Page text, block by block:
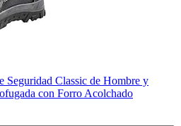
Seguridad Classic de Hombre y
con Forro Acolchado